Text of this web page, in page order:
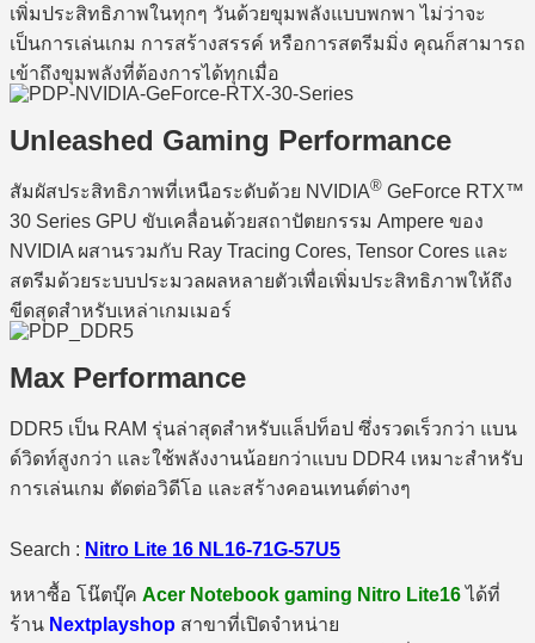
เพิ่มประสิทธิภาพในทุกๆ วันด้วยขุมพลังแบบพกพา ไม่ว่าจะ
เป็นการเล่นเกม การสร้างสรรค์ หรือการสตรีมมิ่ง คุณก็สามารถ
เข้าถึงขุมพลังที่ต้องการได้ทุกเมื่อ
Unleashed Gaming Performance
สัมผัสประสิทธิภาพที่เหนือระดับด้วย NVIDIA® GeForce RTX™
30 Series GPU ขับเคลื่อนด้วยสถาปัตยกรรม Ampere ของ
NVIDIA ผสานรวมกับ Ray Tracing Cores, Tensor Cores และ
สตรีมด้วยระบบประมวลผลหลายตัวเพื่อเพิ่มประสิทธิภาพให้ถึง
ขีดสุดสำหรับเหล่าเกมเมอร์
Max Performance
DDR5 เป็น RAM รุ่นล่าสุดสำหรับแล็ปท็อป ซึ่งรวดเร็วกว่า แบน
ด์วิดท์สูงกว่า และใช้พลังงานน้อยกว่าแบบ DDR4 เหมาะสำหรับ
การเล่นเกม ตัดต่อวิดีโอ และสร้างคอนเทนต์ต่างๆ
Search : Nitro Lite 16 NL16-71G-57U5
หหาซื้อ โน๊ตบุ๊ค Acer Notebook gaming Nitro Lite16ได้ที่
ร้าน Nextplayshop สาขาที่เปิดจำหน่าย